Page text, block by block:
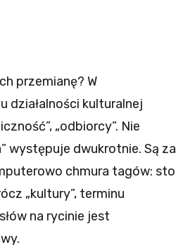
przemianę? W
działalności kulturalnej
„odbiorcy”. Nie
występuje dwukrotnie. Są za
chmura tagów: sto
„kultury”, terminu
na rycinie jest